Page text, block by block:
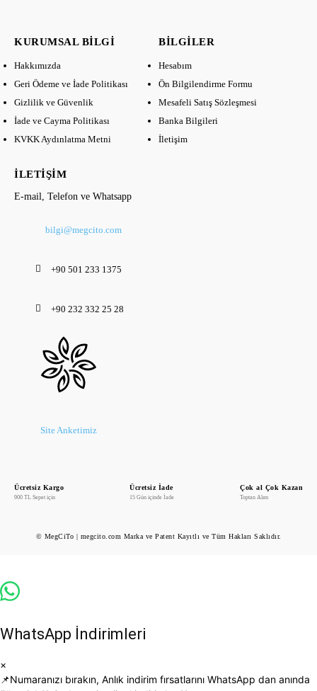
KURUMSAL BILGI
Hakkımızda
Geri Ödeme ve İade Politikası
Gizlilik ve Güvenlik
İade ve Cayma Politikası
KVKK Aydınlatma Metni
BILGILER
Hesabım
Ön Bilgilendirme Formu
Mesafeli Satış Sözleşmesi
Banka Bilgileri
İletişim
İLETIŞIM
E-mail, Telefon ve Whatsapp
bilgi@megcito.com
+90 501 233 1375
+90 232 332 25 28
Site Anketimiz
Ücretsiz Kargo
900 TL Sepet için
Ücretsiz İade
15 Gün içinde İade
Çok al Çok Kazan
Toptan Alım
© MegCiTo | megcito.com Marka ve Patent Kayıtlı ve Tüm Hakları Saklıdır.
WhatsApp İndirimleri
×
📌Numaranızı bırakın, Anlık indirim fırsatlarını WhatsApp dan anında